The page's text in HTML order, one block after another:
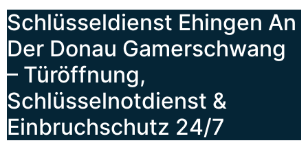
Schlüsseldienst Ehingen An
Der Donau Gamerschwang
– Türöffnung,
Schlüsselnotdienst &
Einbruchschutz 24/7